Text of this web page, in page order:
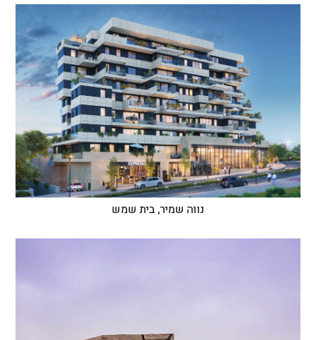
נווה שמיר, בית שמש